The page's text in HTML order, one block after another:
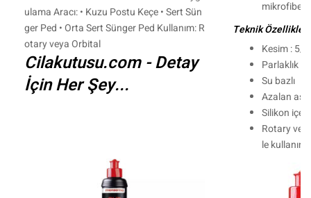
ulama Aracı: • Kuzu Postu Keçe • Sert Sün
ger Ped • Orta Sert Sünger Ped Kullanım: R
otary veya Orbital
Cilakutusu.com - Detay
İçin Her Şey...
mikrofiber
Teknik Özellikler
Kesim : 5/
Parlaklık :
Su bazlı
Azalan
Silikon
Rotary ve
le